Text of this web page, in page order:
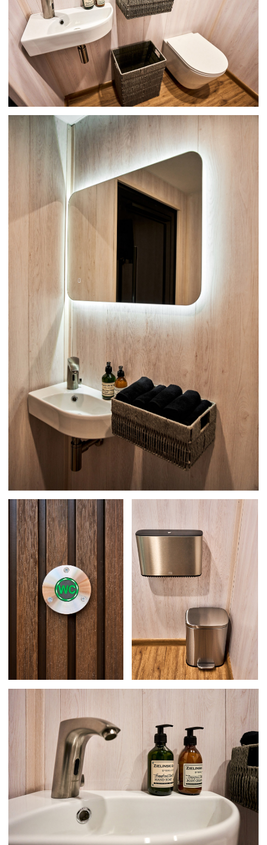
Что входит
в услугу
Своевременная
доставка
и монтаж
туалетов
на территории
Сопровождение
и технический
надзор в течение
мероприятия
Премиум
средства
гигиены:
косметика,
парфюмерия,
полотенца и т. д.
В постоянном
доступе имеется
горячая
и холодная вода
01 02
03 04
Откачка грязной
и залив чистой
воды, в случае
длительной
05
+7 965 624 83 38
badraf_kzn@mail.ru